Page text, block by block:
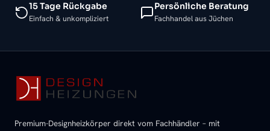
15 Tage Rückgabe
Einfach & unkompliziert
Persönliche Beratung
Fachhandel aus Jüchen
Premium-Designheizkörper direkt vom Fachhändler – mit